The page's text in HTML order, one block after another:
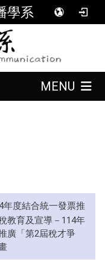
學系
MENU
年度結合統一發票推
教育及宣導－114年
廣「第2屆稅才爭